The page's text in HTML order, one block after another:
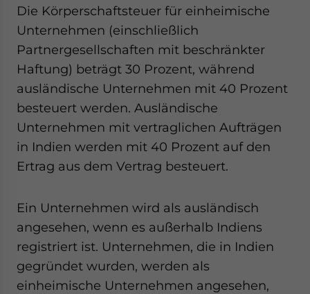
Die Körperschaftsteuer für einheimische
Unternehmen (einschließlich
Partnergesellschaften mit beschränkter
Haftung) beträgt 30 Prozent, während
ausländische Unternehmen mit 40 Prozent
besteuert werden. Ausländische
Unternehmen mit vertraglichen Aufträgen
in Indien werden mit 40 Prozent auf den
Ertrag aus dem Vertrag besteuert.
Ein Unternehmen wird als ausländisch
angesehen, wenn es außerhalb Indiens
registriert ist. Unternehmen, die in Indien
gegründet wurden, werden als
einheimische Unternehmen angesehen,